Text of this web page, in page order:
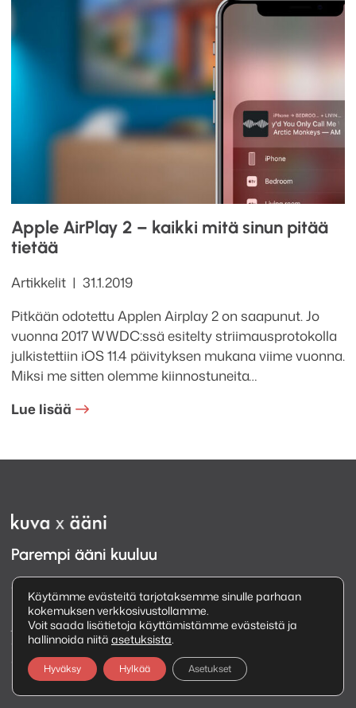
Apple AirPlay 2 – kaikki mitä sinun pitää
tietää
Kategoriat
Artikkelit Julkaistu
31.1.2019
Pitkään odotettu Applen Airplay 2 on saapunut. Jo
vuonna 2017 WWDC:ssä esitelty striimausprotokolla
julkistettiin iOS 11.4 päivityksen mukana viime vuonna.
Miksi me sitten olemme kiinnostuneita…
Lue lisää
Parempi ääni kuuluu
Olemme jo vuodesta 1993 saakka toiminut
kotimainen AV-alan erikoisasiantuntijayritys,
joka tarjoaa laadukkaita kuva- ja
äänentoistoratkaisuja koteihin ja yrityksille
avaimet käteen -periaatteella
Asiakaspalvelu
Käytämme evästeitä tarjotaksemme sinulle parhaan
kokemuksen verkkosivustollamme.
Voit saada lisätietoja käyttämistämme evästeistä ja
hallinnoida niitä asetuksista.
Hyväksy Hylkää Asetukset